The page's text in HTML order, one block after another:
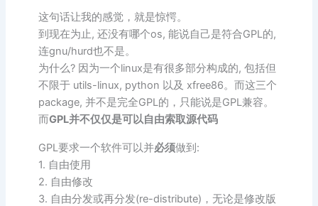
这句话让我的感觉，就是惊愕。
到现在为止, 还没有哪个os, 能说自己是符合GPL的,
连gnu/hurd也不是。
为什么? 因为一个linux是有很多部分构成的, 包括但
不限于 utils-linux, python 以及 xfree86。而这三个
package, 并不是完全GPL的，只能说是GPL兼容。
而GPL并不仅仅是可以自由索取源代码
GPL要求一个软件可以并必须做到:
1. 自由使用
2. 自由修改
3. 自由分发或再分发(re-distribute)，无论是修改版